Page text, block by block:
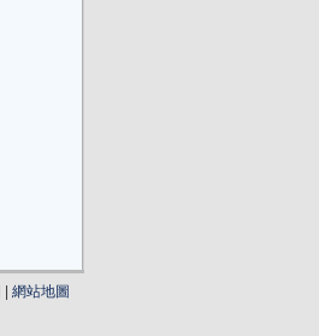
網站地圖